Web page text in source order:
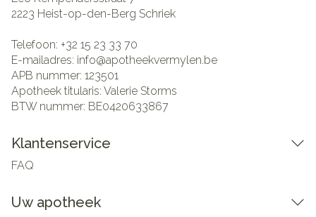
2223 Heist-op-den-Berg Schriek
Telefoon: +32 15 23 33 70
E-mailadres: info@apotheekvermylen.be
APB nummer: 123501
Apotheek titularis: Valerie Storms
BTW nummer: BE0420633867
Klantenservice
FAQ
Uw apotheek